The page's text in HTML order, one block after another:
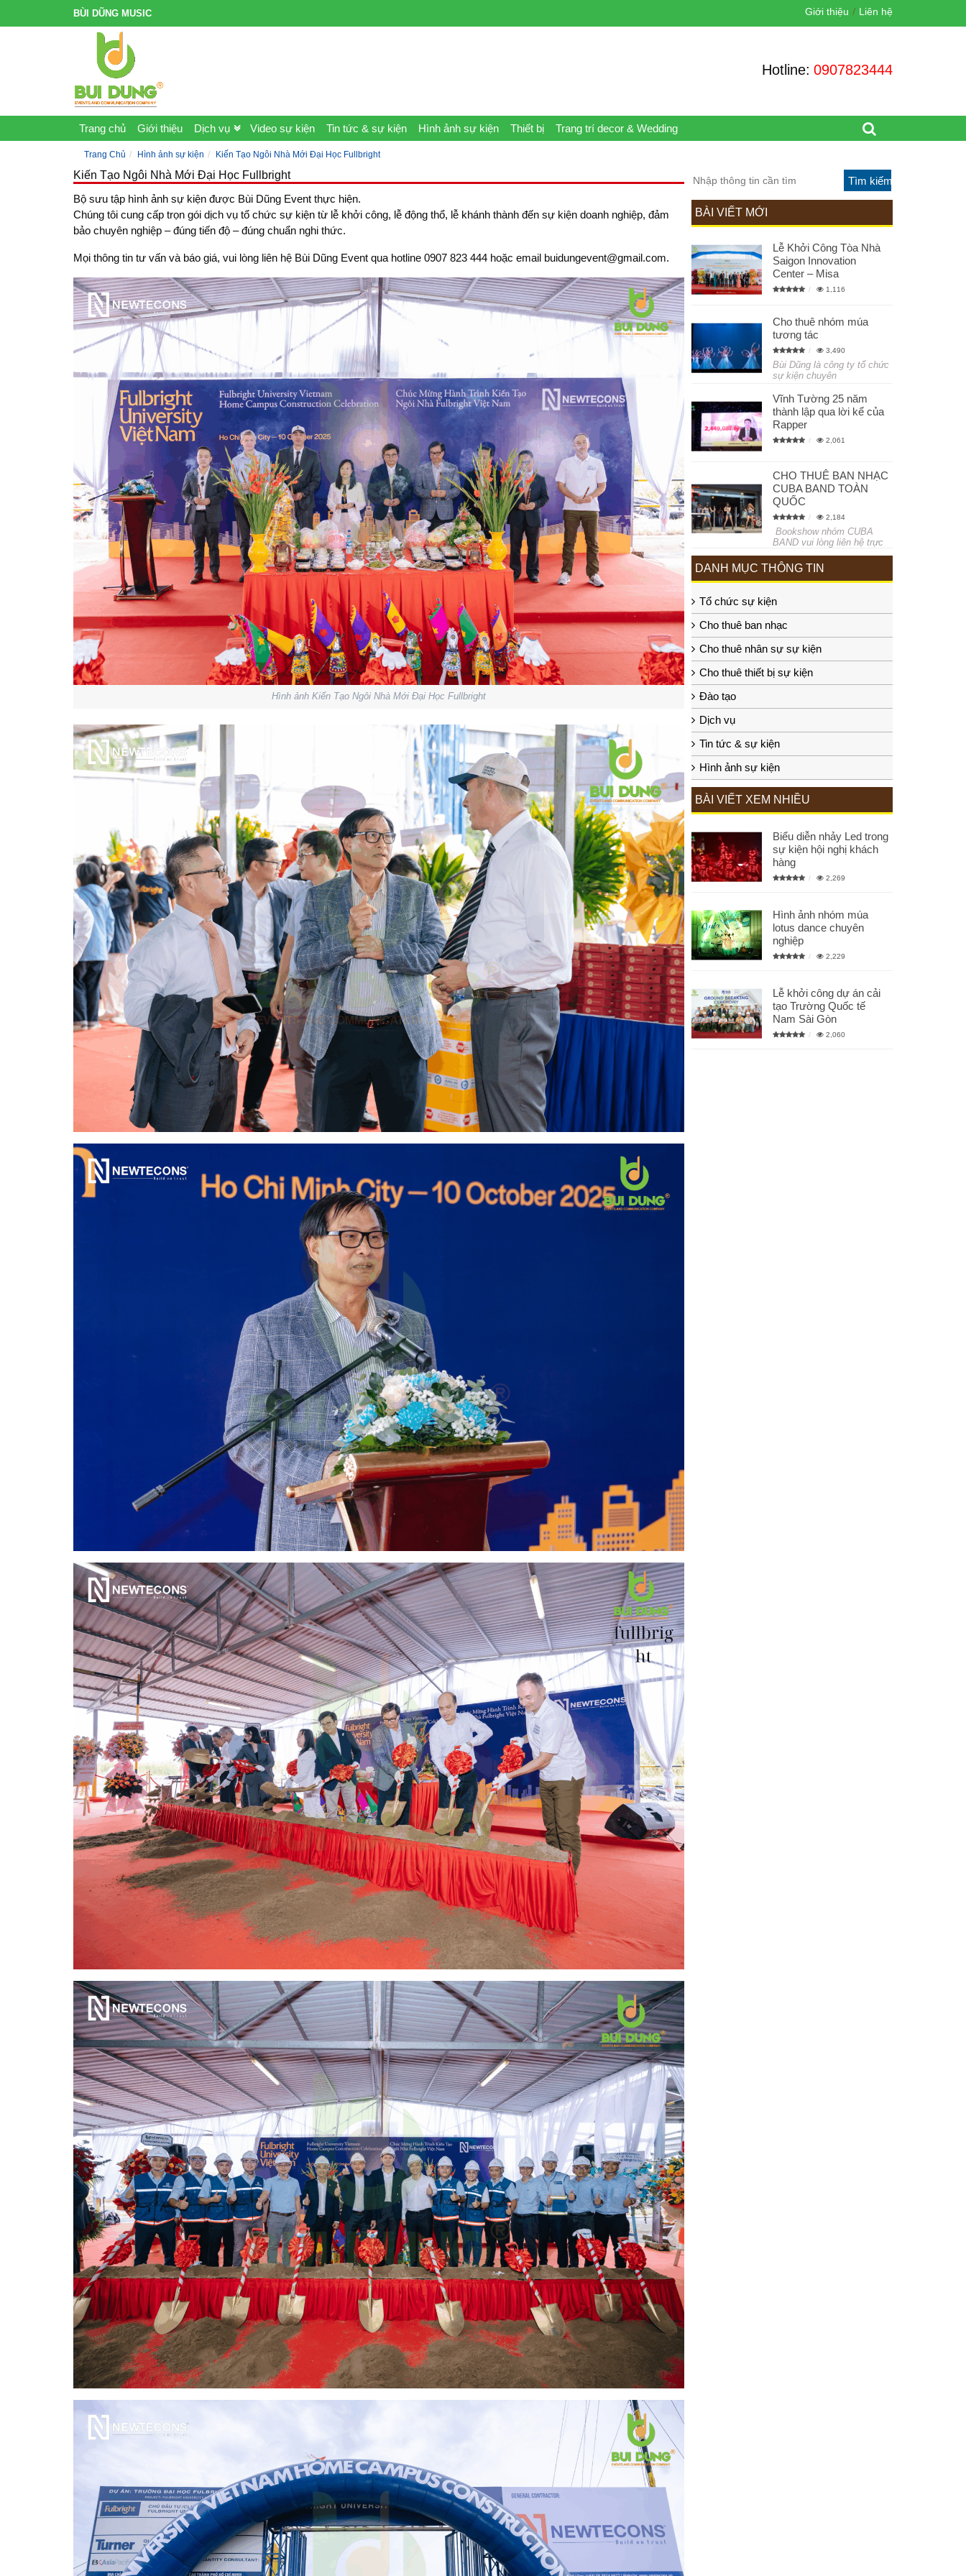
BÙI DŨNG MUSIC Giới thiệu Liên hệ
Hotline: 0907823444
Trang chủ Giới thiệu Dịch vụ Video sự kiện Tin tức & sự kiện Hình ảnh sự kiện Thiết bị Trang trí decor & Wedding
Trang Chủ Hình ảnh sự kiện Kiến Tạo Ngôi Nhà Mới Đại Học Fullbright
Kiến Tạo Ngôi Nhà Mới Đại Học Fullbright
Bộ sưu tập hình ảnh sự kiện được Bùi Dũng Event thực hiện.
Chúng tôi cung cấp trọn gói dịch vụ tổ chức sự kiện từ lễ khởi công, lễ động thổ, lễ khánh thành đến sự kiện doanh nghiệp, đảm
bảo chuyên nghiệp – đúng tiến độ – đúng chuẩn nghi thức.
Mọi thông tin tư vấn và báo giá, vui lòng liên hệ Bùi Dũng Event qua hotline 0907 823 444 hoặc email buidungevent@gmail.com.
Hình ảnh Kiến Tạo Ngôi Nhà Mới Đại Học Fullbright
BÀI VIẾT MỚI
Lễ Khởi Công Tòa Nhà
Saigon Innovation
Center – Misa
1,116
Cho thuê nhóm múa
tương tác
3,490
Bùi Dũng là công ty tổ chức
sự kiện chuyên
Vĩnh Tường 25 năm
thành lập qua lời kể của
Rapper
2,061
CHO THUÊ BAN NHẠC
CUBA BAND TOÀN
QUỐC
2,184
Bookshow nhóm CUBA
BAND vui lòng liên hệ trực
DANH MỤC THÔNG TIN
Tổ chức sự kiện
Cho thuê ban nhạc
Cho thuê nhân sự sự kiện
Cho thuê thiết bị sự kiện
Đào tạo
Dịch vụ
Tin tức & sự kiện
Hình ảnh sự kiện
BÀI VIẾT XEM NHIỀU
Biểu diễn nhảy Led trong
sự kiện hội nghị khách
hàng
2,269
Hình ảnh nhóm múa
lotus dance chuyên
nghiệp
2,229
Lễ khởi công dự án cải
tạo Trường Quốc tế
Nam Sài Gòn
2,060